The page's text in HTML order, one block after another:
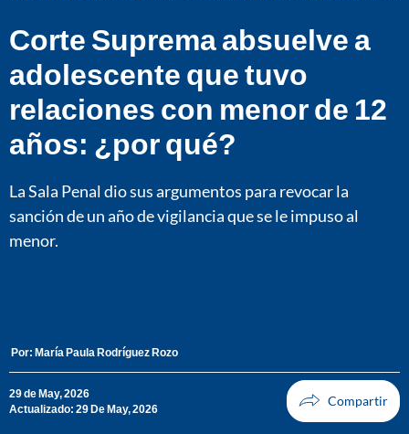
Corte Suprema absuelve a
adolescente que tuvo
relaciones con menor de 12
años: ¿por qué?
La Sala Penal dio sus argumentos para revocar la
sanción de un año de vigilancia que se le impuso al
menor.
Por: María Paula Rodríguez Rozo
29 de May, 2026
Actualizado: 29 De May, 2026